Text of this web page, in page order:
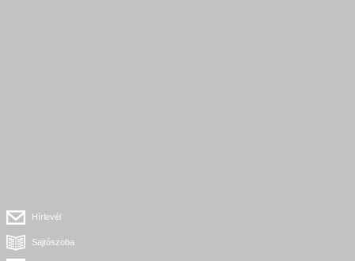
Hírlevél
Sajtószoba